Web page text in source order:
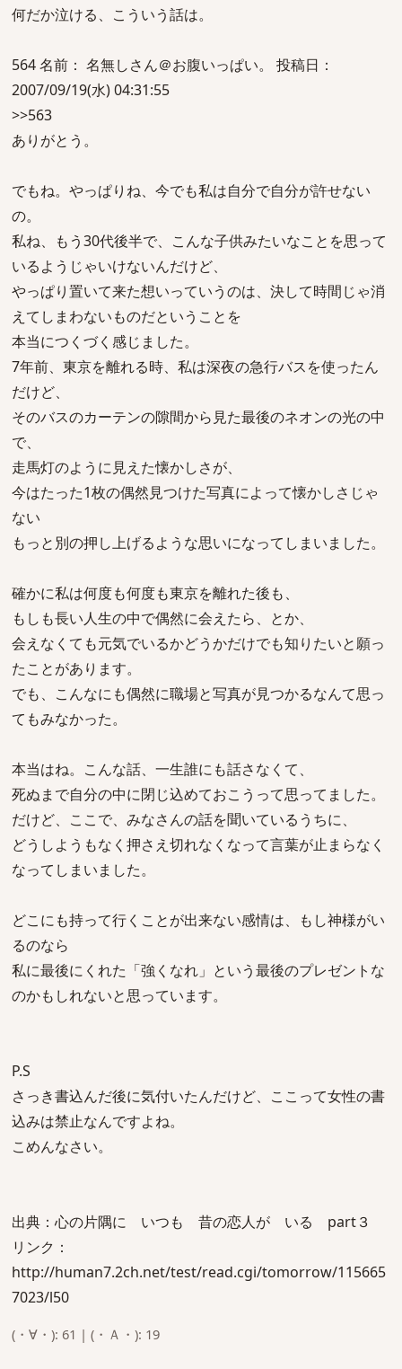
何だか泣ける、こういう話は。
564 名前： 名無しさん＠お腹いっぱい。 投稿日：
2007/09/19(水) 04:31:55
>>563
ありがとう。
でもね。やっぱりね、今でも私は自分で自分が許せない
の。
私ね、もう30代後半で、こんな子供みたいなことを思って
いるようじゃいけないんだけど、
やっぱり置いて来た想いっていうのは、決して時間じゃ消
えてしまわないものだということを
本当につくづく感じました。
7年前、東京を離れる時、私は深夜の急行バスを使ったん
だけど、
そのバスのカーテンの隙間から見た最後のネオンの光の中
で、
走馬灯のように見えた懐かしさが、
今はたった1枚の偶然見つけた写真によって懐かしさじゃ
ない
もっと別の押し上げるような思いになってしまいました。
確かに私は何度も何度も東京を離れた後も、
もしも長い人生の中で偶然に会えたら、とか、
会えなくても元気でいるかどうかだけでも知りたいと願っ
たことがあります。
でも、こんなにも偶然に職場と写真が見つかるなんて思っ
てもみなかった。
本当はね。こんな話、一生誰にも話さなくて、
死ぬまで自分の中に閉じ込めておこうって思ってました。
だけど、ここで、みなさんの話を聞いているうちに、
どうしようもなく押さえ切れなくなって言葉が止まらなく
なってしまいました。
どこにも持って行くことが出来ない感情は、もし神様がい
るのなら
私に最後にくれた「強くなれ」という最後のプレゼントな
のかもしれないと思っています。
P.S
さっき書込んだ後に気付いたんだけど、ここって女性の書
込みは禁止なんですよね。
こめんなさい。
出典：心の片隅に いつも 昔の恋人が いる part３
リンク：
http://human7.2ch.net/test/read.cgi/tomorrow/115665
7023/l50
(・∀・): 61 | (・Ａ・): 19